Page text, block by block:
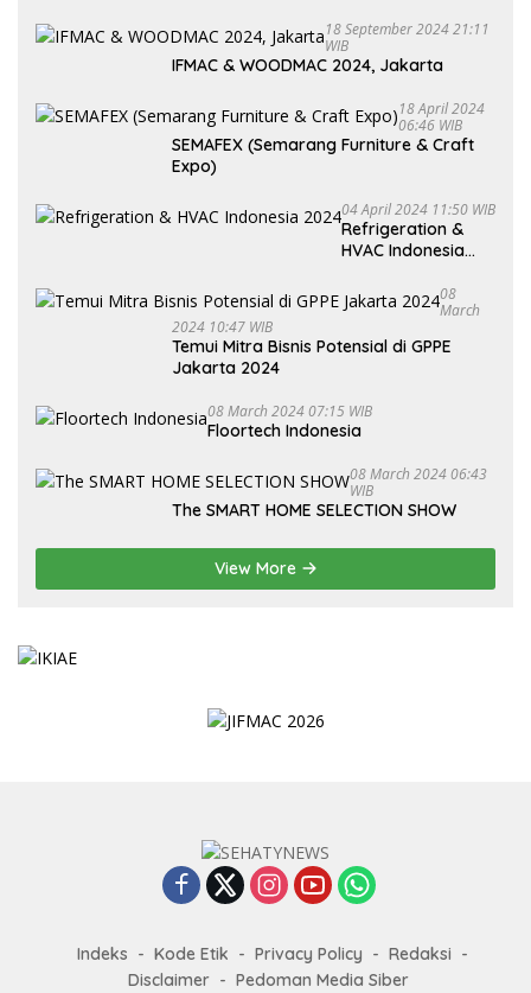
18 September 2024 21:11
WIB
IFMAC & WOODMAC 2024, Jakarta
18 April 2024
06:46 WIB
SEMAFEX (Semarang Furniture & Craft
Expo)
04 April 2024 11:50 WIB
Refrigeration &
HVAC Indonesia
08
March
2024 10:47 WIB
Temui Mitra Bisnis Potensial di GPPE
Jakarta 2024
08 March 2024 07:15 WIB
Floortech Indonesia
08 March 2024 06:43
WIB
The SMART HOME SELECTION SHOW
View More
Indeks Kode Etik Privacy Policy
Redaksi
Disclaimer
Pedoman Media Siber